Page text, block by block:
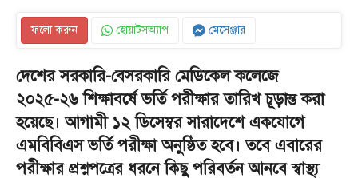
ফলো করুন হোয়াটসঅ্যাপ মেসেঞ্জার
দেশের সরকারি-বেসরকারি মেডিকেল কলেজে
২০২৫-২৬ শিক্ষাবর্ষে ভর্তি পরীক্ষার তারিখ চূড়ান্ত করা
হয়েছে। আগামী ১২ ডিসেম্বর সারাদেশে একযোগে
এমবিবিএস ভর্তি পরীক্ষা অনুষ্ঠিত হবে। তবে এবারের
পরীক্ষার প্রশ্নপত্রের ধরনে কিছু পরিবর্তন আনবে স্বাস্থ্য